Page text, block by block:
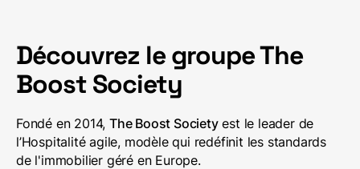
Découvrez le groupe The
Boost Society
Fondé en 2014, The Boost Societyest le leader de
l’Hospitalité agile, modèle qui redéfinit les standards
de l'immobilier géré en Europe.